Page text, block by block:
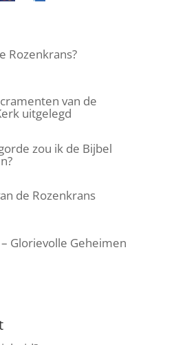
Rozenkrans?
van de
uitgelegd
zou ik de Bijbel
de Rozenkrans
Glorievolle Geheimen